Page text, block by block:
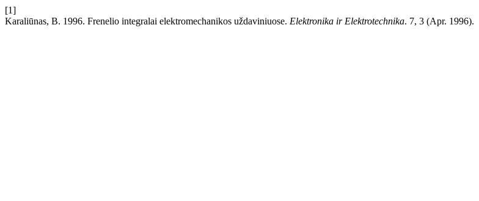
[1]
Karaliūnas, B. 1996. Frenelio integralai elektromechanikos uždaviniuose. Elektronika ir Elektrotechnika. 7, 3 (Apr. 1996).